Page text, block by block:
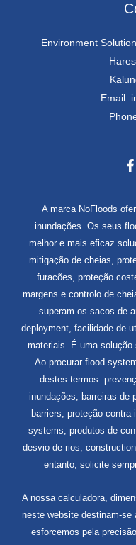
Environment
Email:
A marca NoFloods
inundações. Os seus
melhor e mais eficaz
mitigação de cheias,
furacões, proteção
margens e controlo de
superam os sacos de
deployment, facilidade de
materiais. É uma
Ao procurar flood
destes termos:
inundações, barreiras de
barriers, proteção
systems, produtos de
desvio de rios,
entanto, solicite
A nossa calculadora,
neste website destinam-se
esforcemos pela